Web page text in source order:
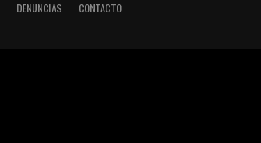
DENUNCIAS CONTACTO